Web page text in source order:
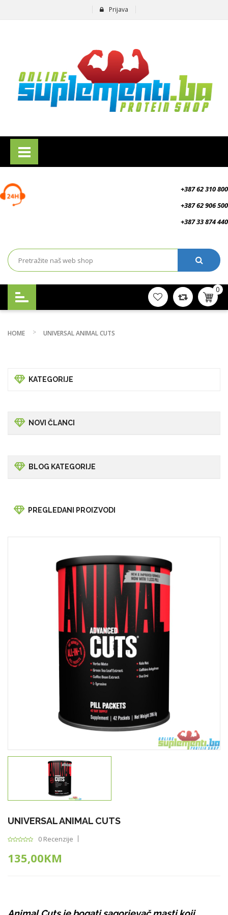
Prijava
+387 62 310 800
+387 62 906 500
+387 33 874 440
0
HOME UNIVERSAL ANIMAL CUTS
KATEGORIJE
NOVI ČLANCI
BLOG KATEGORIJE
PREGLEDANI PROIZVODI
UNIVERSAL ANIMAL CUTS
0 Recenzije
135,00KM